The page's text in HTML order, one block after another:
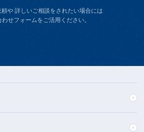
や 詳しいご相談をされたい場合には
わせフォームをご活用ください。